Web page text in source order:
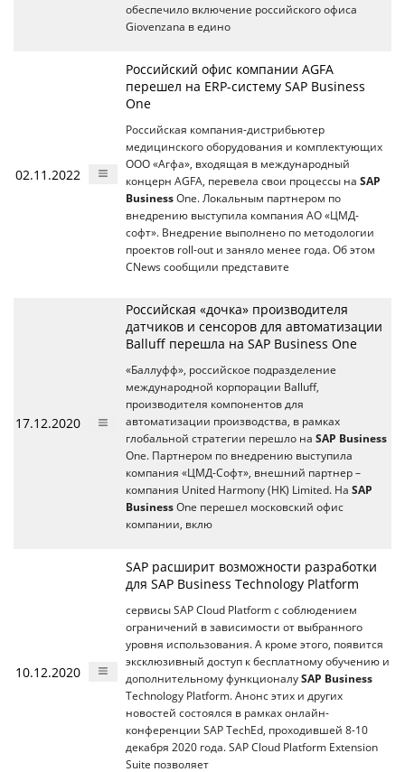
обеспечило включение российского офиса
Giovenzana в едино
02.11.2022
Российский офис компании AGFA
перешел на ERP-систему SAP Business
One
Российская компания-дистрибьютер
медицинского оборудования и комплектующих
ООО «Агфа», входящая в международный
концерн AGFA, перевела свои процессы на SAP
Business One. Локальным партнером по
внедрению выступила компания АО «ЦМД-
софт». Внедрение выполнено по методологии
проектов roll-out и заняло менее года. Об этом
CNews сообщили представите
17.12.2020
Российская «дочка» производителя
датчиков и сенсоров для автоматизации
Balluff перешла на SAP Business One
«Баллуфф», российское подразделение
международной корпорации Balluff,
производителя компонентов для
автоматизации производства, в рамках
глобальной стратегии перешло на SAP Business
One. Партнером по внедрению выступила
компания «ЦМД-Софт», внешний партнер –
компания United Harmony (HK) Limited. На SAP
Business One перешел московский офис
компании, вклю
10.12.2020
SAP расширит возможности разработки
для SAP Business Technology Platform
сервисы SAP Cloud Platform с соблюдением
ограничений в зависимости от выбранного
уровня использования. А кроме этого, появится
эксклюзивный доступ к бесплатному обучению и
дополнительному функционалу SAP Business
Technology Platform. Анонс этих и других
новостей состоялся в рамках онлайн-
конференции SAP TechEd, проходившей 8-10
декабря 2020 года. SAP Cloud Platform Extension
Suite позволяет